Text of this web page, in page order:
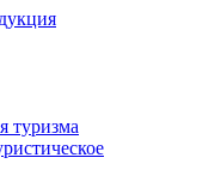
туризма